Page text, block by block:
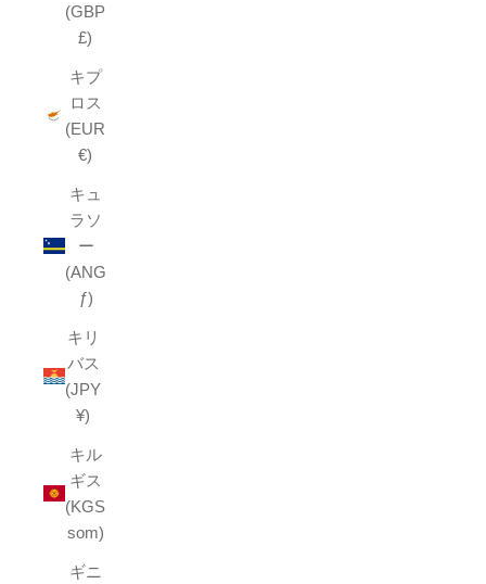
(GBP
£)
キプ
ロス
(EUR
€)
キュ
ラソ
ー
(ANG
ƒ)
キリ
バス
(JPY
¥)
キル
ギス
(KGS
som)
ギニ